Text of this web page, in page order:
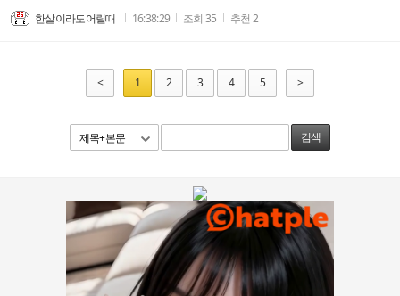
한살이라도어릴때 16:38:29 조회 35 추천 2
< 1 2 3 4 5 >
제목+본문 검색